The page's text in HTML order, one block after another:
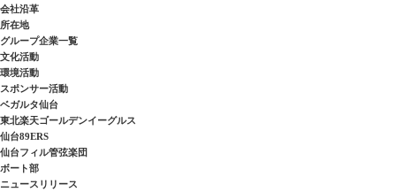
会社沿革
所在地
グループ企業一覧
文化活動
環境活動
スポンサー活動
ベガルタ仙台
東北楽天ゴールデンイーグルス
仙台89ERS
仙台フィル管弦楽団
ボート部
ニュースリリース